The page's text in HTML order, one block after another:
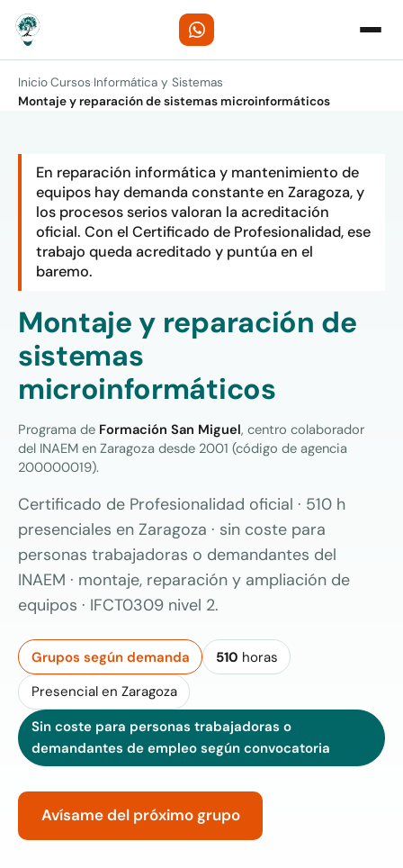
Inicio·Cursos·Informática y Sistemas·
Montaje y reparación de sistemas microinformáticos
En reparación informática y mantenimiento de
equipos hay demanda constante en Zaragoza, y
los procesos serios valoran la acreditación
oficial. Con el Certificado de Profesionalidad, ese
trabajo queda acreditado y puntúa en el
baremo.
Montaje y reparación de
sistemas
microinformáticos
Programa de Formación San Miguel, centro colaborador
del INAEM en Zaragoza desde 2001 (código de agencia
200000019).
Certificado de Profesionalidad oficial · 510 h
presenciales en Zaragoza · sin coste para
personas trabajadoras o demandantes del
INAEM · montaje, reparación y ampliación de
equipos · IFCT0309 nivel 2.
Grupos según demanda 510 horas
Presencial en Zaragoza
Sin coste para personas trabajadoras o
demandantes de empleo según convocatoria
Avísame del próximo grupo